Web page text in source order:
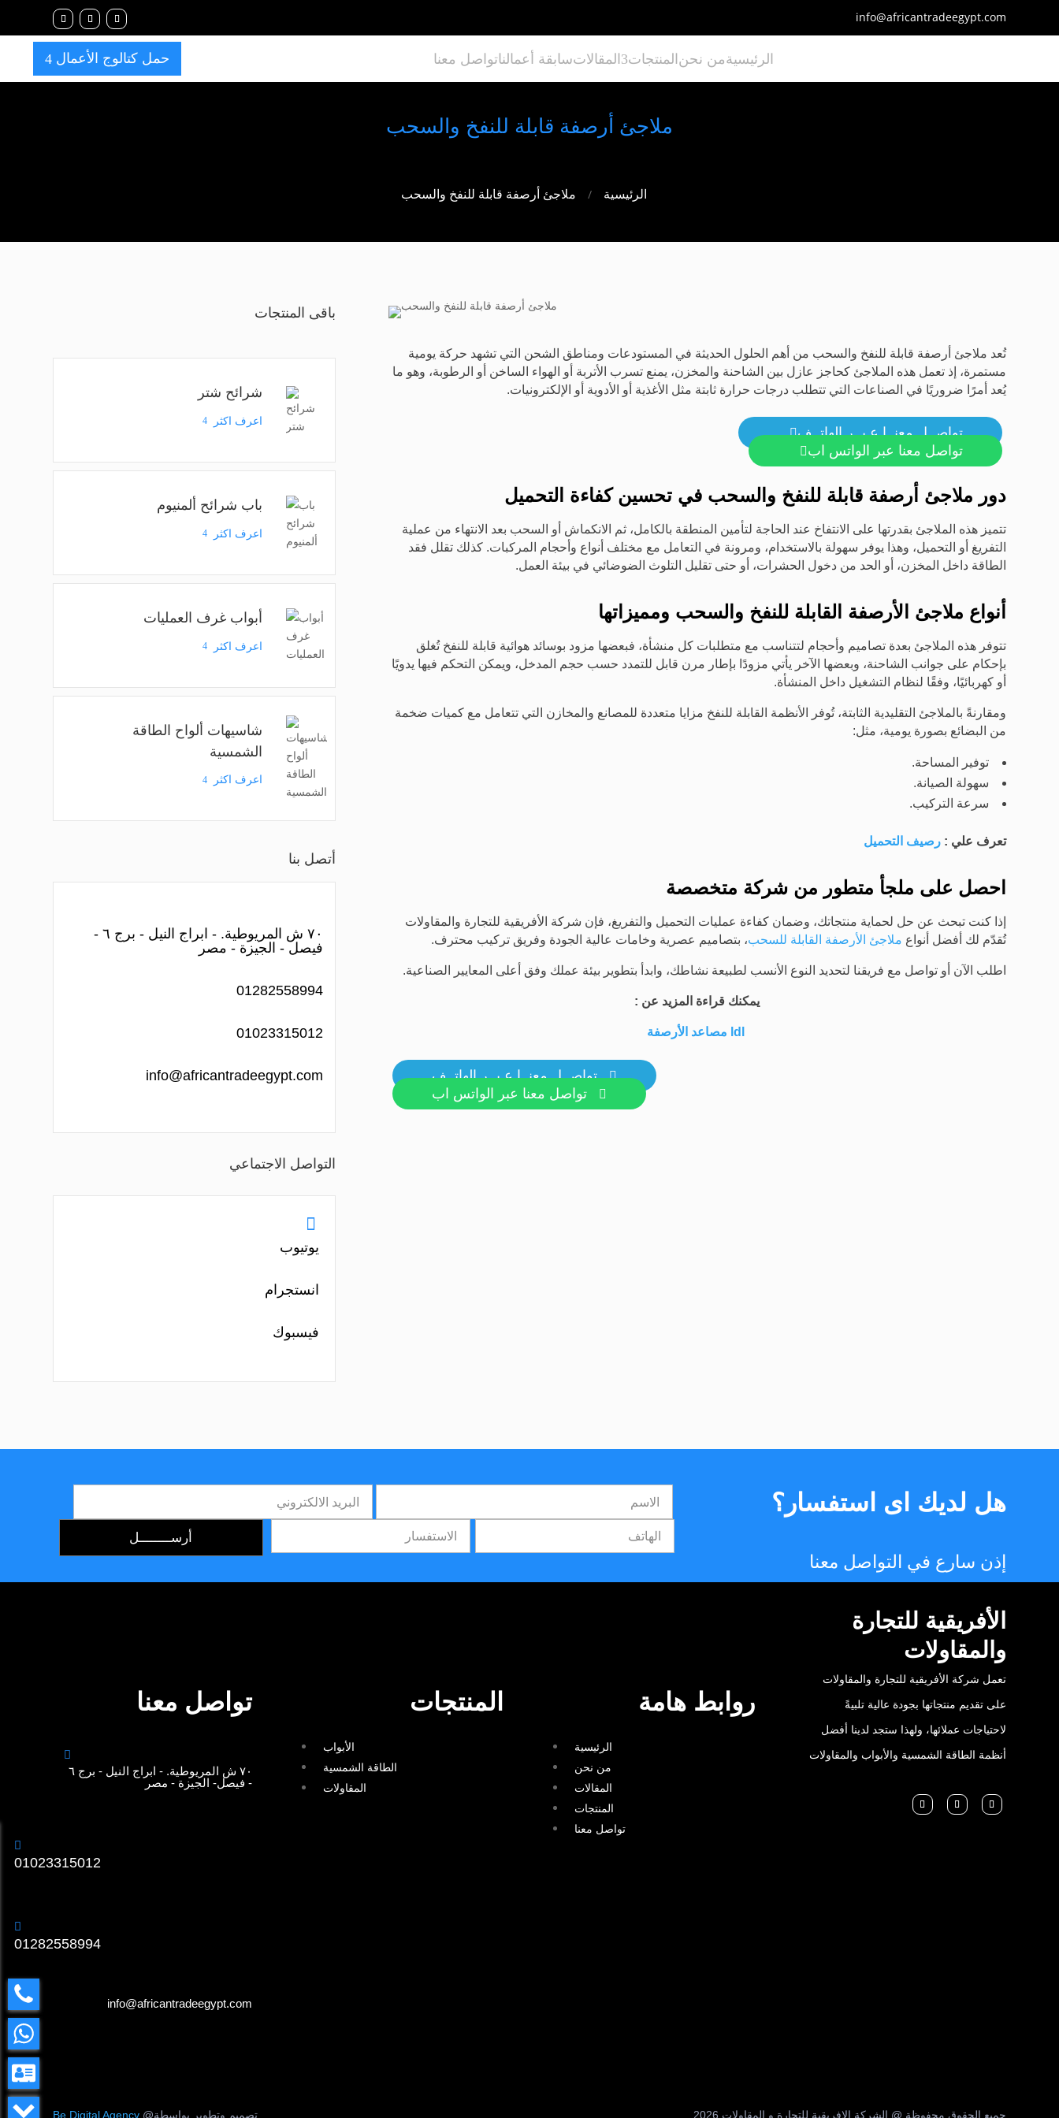
info@africantradeegypt.com
4 حمل كتالوج الأعمال الرئيسيةمن نحنالمنتجات المقالاتسابقة أعمالناتواصل معنا
ملاجئ أرصفة قابلة للنفخ والسحب
الرئيسية / ملاجئ أرصفة قابلة للنفخ والسحب
باقى المنتجات
شرائح شتر
اعرف اكثر 4
باب شرائح ألمنيوم
اعرف اكثر 4
أبواب غرف العمليات
اعرف اكثر 4
شاسيهات ألواح الطاقة
الشمسية
اعرف اكثر 4
أتصل بنا
٧٠ ش المريوطية. - ابراج النيل - برج ٦ -
فيصل - الجيزة - مصر
01282558994
01023315012
info@africantradeegypt.com
التواصل الاجتماعي

يوتيوب
انستجرام
فيسبوك
تُعد ملاجئ أرصفة قابلة للنفخ والسحب من أهم الحلول الحديثة في المستودعات ومناطق الشحن التي تشهد حركة يومية
مستمرة، إذ تعمل هذه الملاجئ كحاجز عازل بين الشاحنة والمخزن، يمنع تسرب الأتربة أو الهواء الساخن أو الرطوبة، وهو ما
يُعد أمرًا ضروريًا في الصناعات التي تتطلب درجات حرارة ثابتة مثل الأغذية أو الأدوية أو الإلكترونيات.
تواصــل معنــا عـبــر الهاتــف
تواصل معنا عبر الواتس اب
دور ملاجئ أرصفة قابلة للنفخ والسحب في تحسين كفاءة التحميل
تتميز هذه الملاجئ بقدرتها على الانتفاخ عند الحاجة لتأمين المنطقة بالكامل، ثم الانكماش أو السحب بعد الانتهاء من عملية
التفريغ أو التحميل، وهذا يوفر سهولة بالاستخدام، ومرونة في التعامل مع مختلف أنواع وأحجام المركبات. كذلك تقلل فقد
الطاقة داخل المخزن، أو الحد من دخول الحشرات، أو حتى تقليل التلوث الضوضائي في بيئة العمل.
أنواع ملاجئ الأرصفة القابلة للنفخ والسحب ومميزاتها
تتوفر هذه الملاجئ بعدة تصاميم وأحجام لتتناسب مع متطلبات كل منشأة، فبعضها مزود بوسائد هوائية قابلة للنفخ تُغلق
بإحكام على جوانب الشاحنة، وبعضها الآخر يأتي مزودًا بإطار مرن قابل للتمدد حسب حجم المدخل، ويمكن التحكم فيها يدويًا
أو كهربائيًا، وفقًا لنظام التشغيل داخل المنشأة.
ومقارنةً بالملاجئ التقليدية الثابتة، تُوفر الأنظمة القابلة للنفخ مزايا متعددة للمصانع والمخازن التي تتعامل مع كميات ضخمة
من البضائع بصورة يومية، مثل:
توفير المساحة.
سهولة الصيانة.
سرعة التركيب.
تعرف علي :رصيف التحميل
احصل على ملجأ متطور من شركة متخصصة
إذا كنت تبحث عن حل لحماية منتجاتك، وضمان كفاءة عمليات التحميل والتفريغ، فإن شركة الأفريقية للتجارة والمقاولات
تُقدّم لك أفضل أنواع ملاجئ الأرصفة القابلة للسحب، بتصاميم عصرية وخامات عالية الجودة وفريق تركيب محترف.
اطلب الآن أو تواصل مع فريقنا لتحديد النوع الأنسب لطبيعة نشاطك، وابدأ بتطوير بيئة عملك وفق أعلى المعايير الصناعية.
يمكنك قراءة المزيد عن :
ldl مصاعد الأرصفة
تواصــل معنــا عـبــر الهاتــف 
تواصل معنا عبر الواتس اب 
هل لديك اى استفسار؟
إذن سارع في التواصل معنا
تواصل معنا

٧٠ ش المريوطية. - ابراج النيل - برج ٦
- فيصل- الجيزة - مصر

01023315012

01282558994

info@africantradeegypt.com
المنتجات
الأبواب
الطاقة الشمسية
المقاولات
روابط هامة
الرئيسية
من نحن
المقالات
المنتجات
تواصل معنا
الأفريقية للتجارة
والمقاولات
تعمل شركة الأفريقية للتجارة والمقاولات
على تقديم منتجاتها بجودة عالية تلبيةً
لاحتياجات عملائها، ولهذا ستجد لدينا أفضل
أنظمة الطاقة الشمسية والأبواب والمقاولات
تصميم وتطوير بواسطة@ Be Digital Agency جميع الحقوق محفوظة @ الشركة الافريقية للتجارة و المقاولات 2026